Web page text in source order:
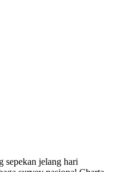
sepekan jelang hari